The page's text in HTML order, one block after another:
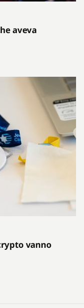
aveva
vanno